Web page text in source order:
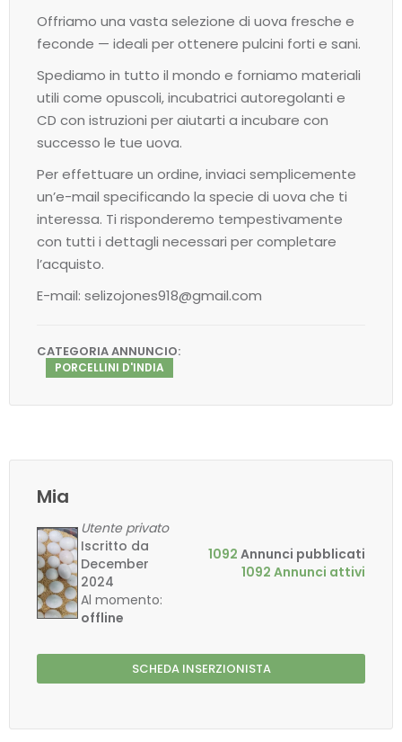
Offriamo una vasta selezione di uova fresche e
feconde — ideali per ottenere pulcini forti e sani.
Spediamo in tutto il mondo e forniamo materiali
utili come opuscoli, incubatrici autoregolanti e
CD con istruzioni per aiutarti a incubare con
successo le tue uova.
Per effettuare un ordine, inviaci semplicemente
un’e-mail specificando la specie di uova che ti
interessa. Ti risponderemo tempestivamente
con tutti i dettagli necessari per completare
l’acquisto.
E-mail: selizojones918@gmail.com
CATEGORIA ANNUNCIO:
PORCELLINI D'INDIA
Mia
Utente privato
Iscritto da
December
2024
Al momento:
offline
1092 Annunci pubblicati
1092 Annunci attivi
SCHEDA INSERZIONISTA